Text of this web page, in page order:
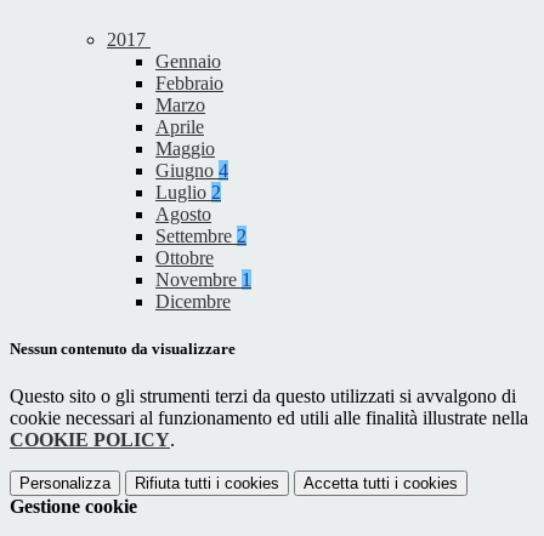
2017
Gennaio
Febbraio
Marzo
Aprile
Maggio
Giugno 4
Luglio 2
Agosto
Settembre 2
Ottobre
Novembre 1
Dicembre
Nessun contenuto da visualizzare
Questo sito o gli strumenti terzi da questo utilizzati si avvalgono di
cookie necessari al funzionamento ed utili alle finalità illustrate nella
COOKIE POLICY.
Personalizza Rifiuta tutti i cookies Accetta tutti i cookies
Gestione cookie